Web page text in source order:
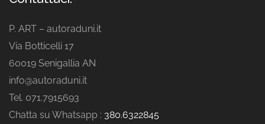
P. ART – autoraduni.it
Via Botticelli 17
60019 Senigallia AN
info@autoraduni.it
Tel. 071.7915693
Chatta su Whatsapp : 380.6322845